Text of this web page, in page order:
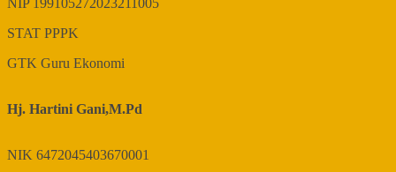
NIP 199105272023211005
STAT PPPK
GTK Guru Ekonomi
Hj. Hartini Gani,M.Pd
NIK 6472045403670001